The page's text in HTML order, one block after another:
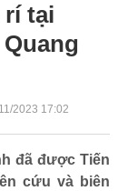
tại
2023 17:02
đã được Tiến
cứu và biên